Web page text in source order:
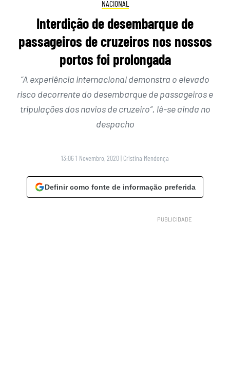
NACIONAL
Interdição de desembarque de
passageiros de cruzeiros nos nossos
portos foi prolongada
“A experiência internacional demonstra o elevado
risco decorrente do desembarque de passageiros e
tripulações dos navios de cruzeiro”, lê-se ainda no
despacho
13:06 1 Novembro, 2020| Cristina Mendonça
Definir como fonte de informação preferida